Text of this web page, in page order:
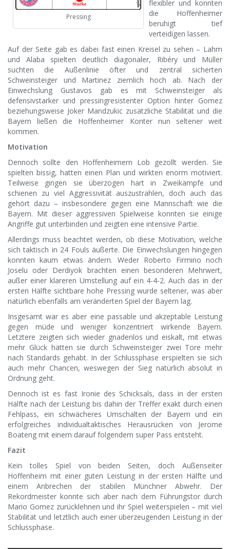
Pressing
flexibler und konnten
die Hoffenheimer
beruhigt tief
verteidigen lassen.
Auf der Seite gab es dabei fast einen Kreisel zu sehen – Lahm
und Alaba spielten deutlich diagonaler, Ribéry und Müller
suchten die Außenlinie öfter und zentral sicherten
Schweinsteiger und Martinez ziemlich hoch ab. Nach der
Einwechslung Gustavos gab es mit Schweinsteiger als
defensivstarker und pressingresistenter Option hinter Gomez
beziehungsweise Joker Mandzukic zusätzliche Stabilität und die
Bayern ließen die Hoffenheimer Konter nun seltener weit
kommen.
Motivation
Dennoch sollte den Hoffenheimern Lob gezollt werden. Sie
spielten bissig, hatten einen Plan und wirkten enorm motiviert.
Teilweise gingen sie überzogen hart in Zweikämpfe und
schienen zu viel Aggressivität auszustrahlen, doch auch das
gehört dazu – insbesondere gegen eine Mannschaft wie die
Bayern. Mit dieser aggressiven Spielweise konnten sie einige
Angriffe gut unterbinden und zeigten eine intensive Partie.
Allerdings muss beachtet werden, ob diese Motivation, welche
sich taktisch in 24 Fouls äußerte. Die Einwechslungen hingegen
konnten kaum etwas ändern. Weder Roberto Firmino noch
Joselu oder Derdiyok brachten einen besonderen Mehrwert,
außer einer klareren Umstellung auf ein 4-4-2. Auch das in der
ersten Hälfte sichtbare hohe Pressing wurde seltener, was aber
natürlich ebenfalls am veränderten Spiel der Bayern lag.
Insgesamt war es aber eine passable und akzeptable Leistung
gegen müde und weniger konzentriert wirkende Bayern.
Letztere zeigten sich wieder gnadenlos und eiskalt, mit etwas
mehr Glück hätten sie durch Schweinsteiger zwei Tore mehr
nach Standards gehabt. In der Schlussphase erspielten sie sich
auch mehr Chancen, weswegen der Sieg natürlich absolut in
Ordnung geht.
Dennoch ist es fast Ironie des Schicksals, dass in der ersten
Hälfte nach der Leistung bis dahin der Treffer exakt durch einen
Fehlpass, ein schwächeres Umschalten der Bayern und ein
erfolgreiches individualtaktisches Herausrücken von Jerome
Boateng mit einem darauf folgendem super Pass entsteht.
Fazit
Kein tolles Spiel von beiden Seiten, doch Außenseiter
Hoffenheim mit einer guten Leistung in der ersten Hälfte und
einem Anbrechen der stabilen Münchner Abwehr. Der
Rekordmeister konnte sich aber nach dem Führungstor durch
Mario Gomez zurücklehnen und ihr Spiel weiterspielen – mit viel
Stabilität und letztlich auch einer überzeugenden Leistung in der
Schlussphase.